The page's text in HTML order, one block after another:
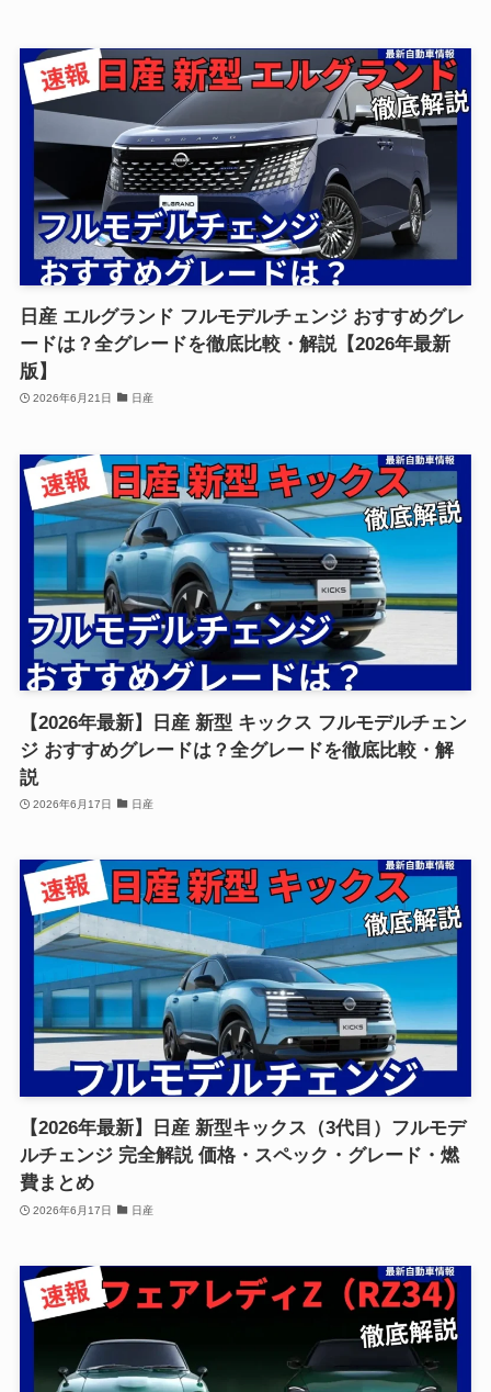
日産 エルグランド フルモデルチェンジ おすすめグレ
ードは？全グレードを徹底比較・解説【2026年最新
版】
2026年6月21日 日産
【2026年最新】日産 新型 キックス フルモデルチェン
ジ おすすめグレードは？全グレードを徹底比較・解
説
2026年6月17日 日産
【2026年最新】日産 新型キックス（3代目）フルモデ
ルチェンジ 完全解説 価格・スペック・グレード・燃
費まとめ
2026年6月17日 日産